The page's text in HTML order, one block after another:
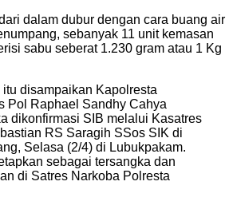
dalam dubur dengan cara buang air
sebanyak 11 unit kemasan
sabu seberat 1.230 gram atau 1 Kg
disampaikan Kapolresta
Pol Raphael Sandhy Cahya
dikonfirmasi SIB melalui Kasatres
RS Saragih SSos SIK di
Selasa (2/4) di Lubukpakam.
sebagai tersangka dan
di Satres Narkoba Polresta